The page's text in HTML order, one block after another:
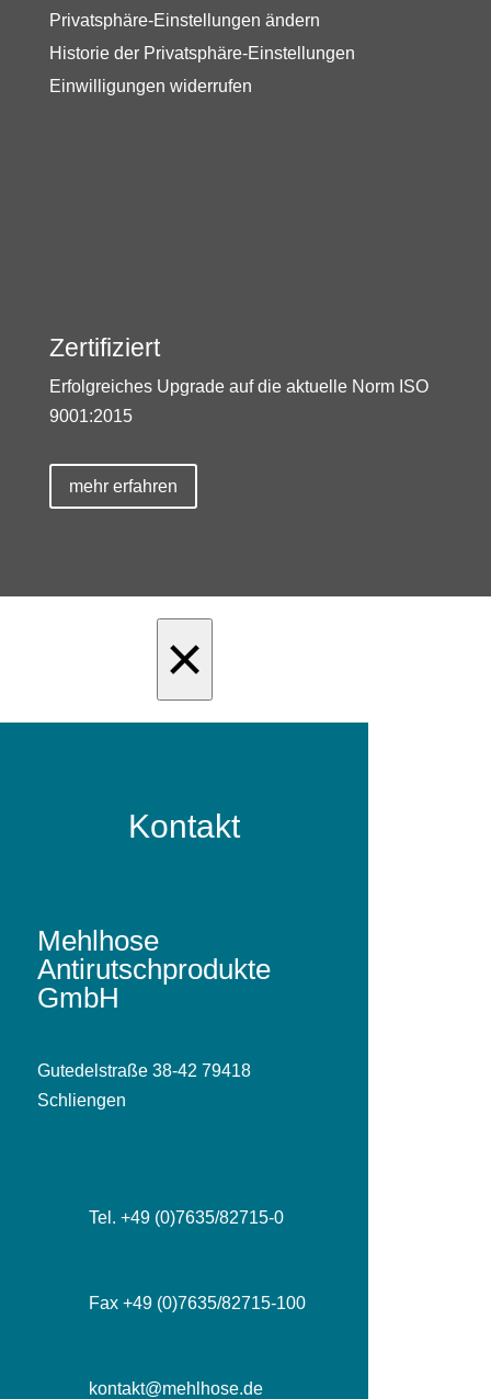
Privatsphäre-Einstellungen ändern
Historie der Privatsphäre-Einstellungen
Einwilligungen widerrufen
Zertifiziert
Erfolgreiches Upgrade auf die aktuelle Norm ISO
9001:2015
mehr erfahren
×
Kontakt
Mehlhose
Antirutschprodukte
GmbH
Gutedelstraße 38-42 79418
Schliengen
Tel. +49 (0)7635/82715-0
Fax +49 (0)7635/82715-100
kontakt@mehlhose.de